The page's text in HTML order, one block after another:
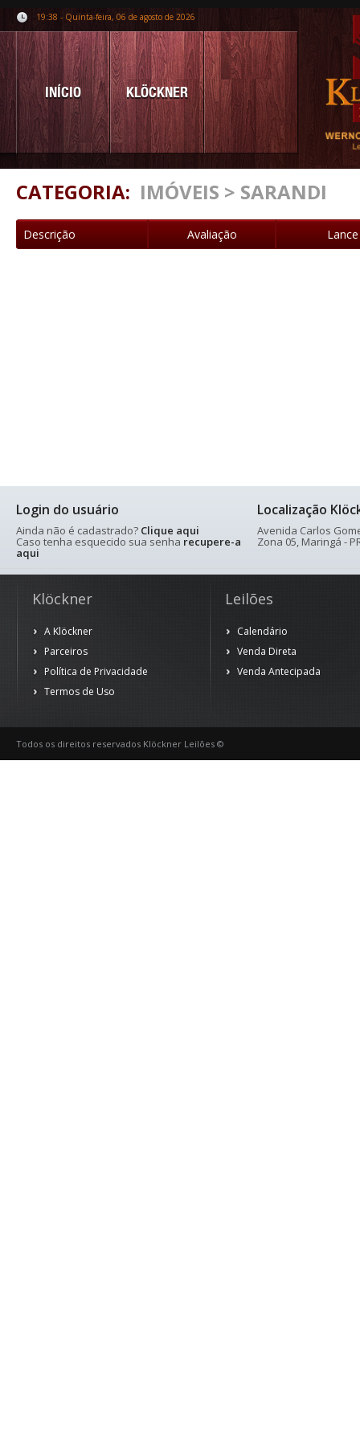
19:38 - Quinta-feira, 06 de agosto de 2026
INÍCIO KLÖCKNER
CATEGORIA: IMÓVEIS > SARANDI
Descrição Avaliação
Login do usuário
Ainda não é cadastrado? Clique aqui
Caso tenha esquecido sua senha recupere-a
aqui
Localização
Avenida Carlos
Zona 05, Maringá -
Klöckner
A Klöckner
Parceiros
Política de Privacidade
Termos de Uso
Leilões
Calendário
Venda Direta
Venda Antecipada
Todos os direitos reservados Klöckner Leilões ©